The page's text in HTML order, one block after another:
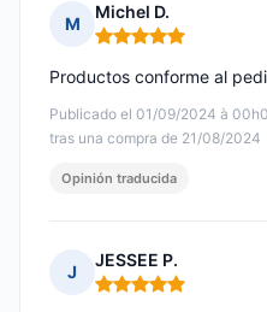
M
Michel D.
Nota: 5 de 5
Publicado el 01/09/2024 à
tras una compra de 21/08/2024
Productos conforme al
Opinión traducida
J
JESSEE P.
Nota: 5 de 5